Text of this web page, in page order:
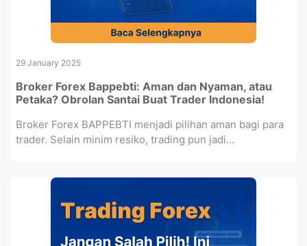
29 January 2025
Broker Forex Bappebti: Aman dan Nyaman, atau
Petaka? Obrolan Santai Buat Trader Indonesia!
Broker Forex BAPPEBTI menjadi pilihan aman bagi para
trader. Selain minim resiko, trading pun jadi...